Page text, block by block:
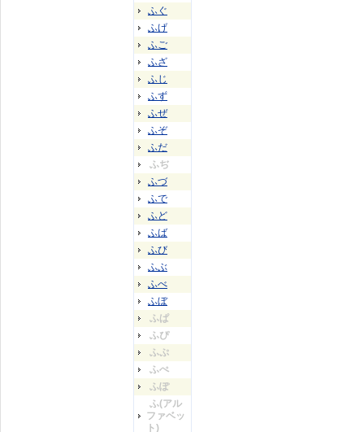
ふぐ
ふげ
ふご
ふざ
ふじ
ふず
ふぜ
ふぞ
ふだ
ふぢ
ふづ
ふで
ふど
ふば
ふび
ふぶ
ふべ
ふぼ
ふぱ
ふぴ
ふぷ
ふぺ
ふぽ
ふ(アル
ファベッ
ト)